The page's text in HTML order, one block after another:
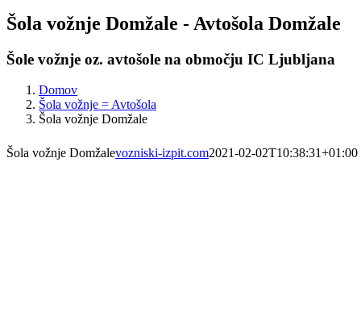
Šola vožnje Domžale - Avtošola Domžale
Šole vožnje oz. avtošole na območju IC Ljubljana
Domov
Šola vožnje = Avtošola
Šola vožnje Domžale
Šola vožnje Domžalevozniski-izpit.com2021-02-02T10:38:31+01:00